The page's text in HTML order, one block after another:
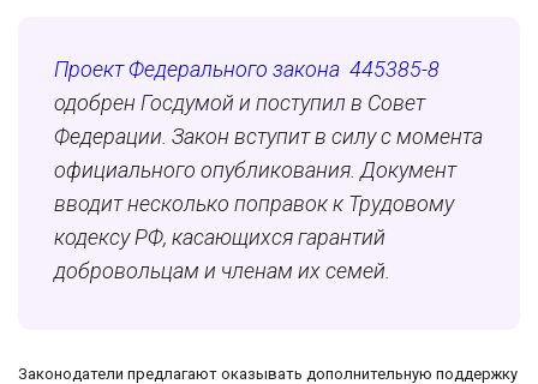
Проект Федерального закона 445385-8
одобрен Госдумой и поступил в Совет
Федерации. Закон вступит в силу с момента
официального опубликования. Документ
вводит несколько поправок к Трудовому
кодексу РФ, касающихся гарантий
добровольцам и членам их семей.
Законодатели предлагают оказывать дополнительную поддержку